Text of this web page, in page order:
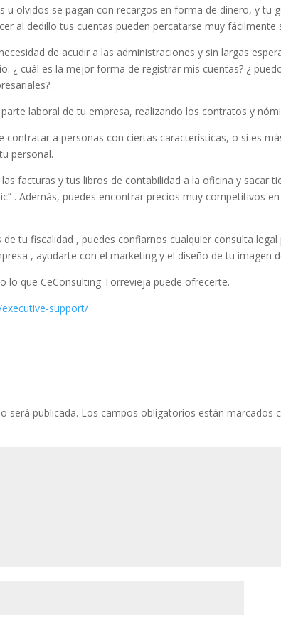
u olvidos se pagan con recargos en forma de dinero, y
al dedillo tus cuentas pueden percatarse muy fácilmente
de acudir a las administraciones y sin largas
¿ cuál es la mejor forma de registrar mis cuentas? ¿
laboral de tu empresa, realizando los contratos y
contratar a personas con ciertas características, o si es
personal.
facturas y tus libros de contabilidad a la oficina y
. Además, puedes encontrar precios muy competitivos
tu fiscalidad , puedes confiarnos cualquier consulta
, ayudarte con el marketing y el diseño de tu imagen
lo que CeConsulting Torrevieja puede ofrecerte.
support/
será publicada. Los campos obligatorios están marcados